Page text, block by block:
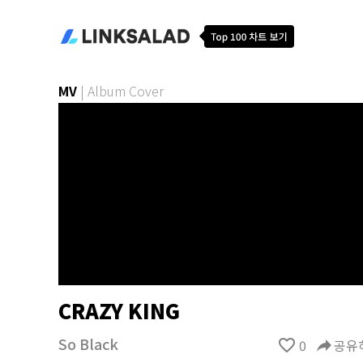
MV | Album Cover
CRAZY KING
So Black favorite_border 0 reply공유